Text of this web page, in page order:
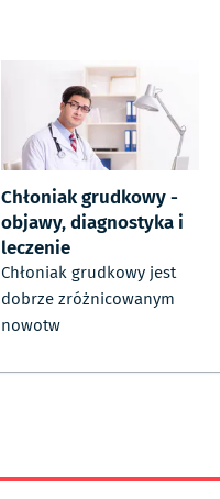
Chłoniak grudkowy -
objawy, diagnostyka i
leczenie
Chłoniak grudkowy jest
dobrze zróżnicowanym
nowotw